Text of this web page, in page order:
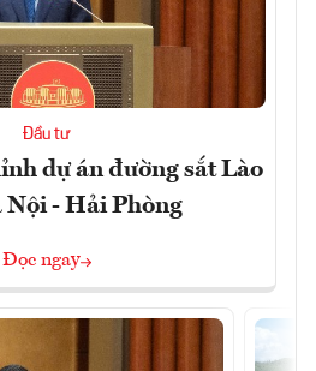
Đầu tư
dự án đường sắt Lào
Nội - Hải Phòng
Đọc ngay